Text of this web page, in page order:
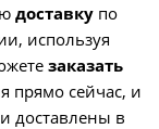
доставку по
используя
заказать
прямо сейчас, и
доставлены в